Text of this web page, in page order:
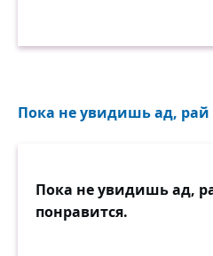
А всё же зло, коль
Порой совсем не так
И что порой важнее,
Пока не увидишь ад, рай
Пока не увидишь ад,
понравится.